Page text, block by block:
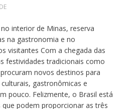
interior de Minas, reserva
na gastronomia e no
visitantes Com a chegada das
festividades tradicionais como
novos destinos para
gastronômicas e
pouco. Felizmente, o Brasil está
podem proporcionar as três